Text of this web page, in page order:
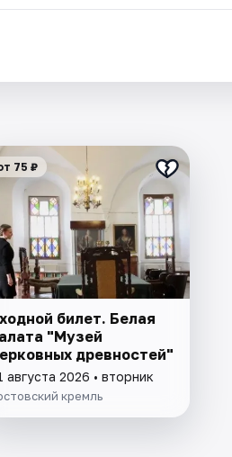
75 ₽
билет. Белая
"Музей
древностей"
августа 2026 • вторник
кремль